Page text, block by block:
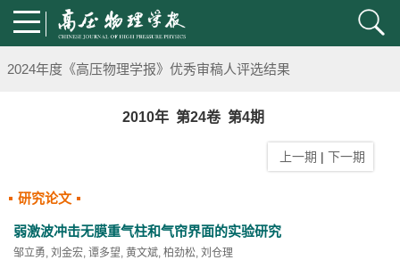
第五届高压科学卓越青年学者评选通知
2024年度《高压物理学报》优秀审稿人评选结果
2024年上海光源同步辐射大压机实验技术培训班通知
《高压物理学报》将于2025年1月由双月刊变更为月刊
动载下材料物性机器学习与高通量研究专刊征稿启事
《高压物理学报》第二届青年编委会招募启事
2010年 第24卷 第4期
上一期 | 下一期
研究论文
弱激波冲击无膜重气柱和气帘界面的实验研究
邹立勇, 刘金宏, 谭多望, 黄文斌, 柏劲松, 刘仓理